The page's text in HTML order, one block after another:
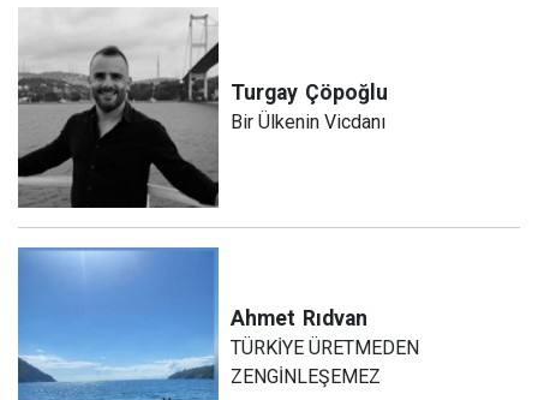
Turgay Çöpoğlu
Bir Ülkenin Vicdanı
Ahmet Rıdvan
TÜRKİYE ÜRETMEDEN
ZENGİNLEŞEMEZ